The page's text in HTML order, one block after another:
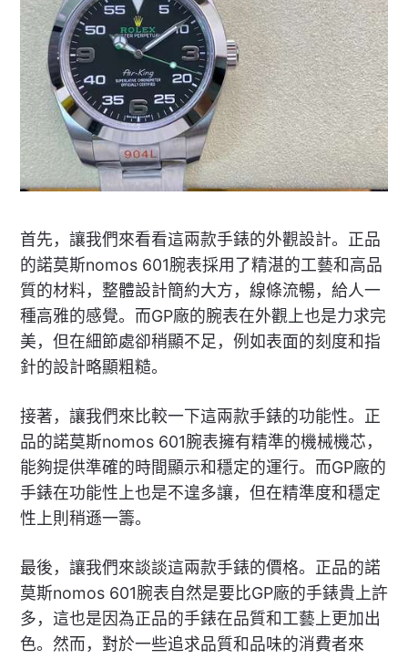
首先，讓我們來看看這兩款手錶的外觀設計。正品
的諾莫斯nomos 601腕表採用了精湛的工藝和高品
質的材料，整體設計簡約大方，線條流暢，給人一
種高雅的感覺。而GP廠的腕表在外觀上也是力求完
美，但在細節處卻稍顯不足，例如表面的刻度和指
針的設計略顯粗糙。
接著，讓我們來比較一下這兩款手錶的功能性。正
品的諾莫斯nomos 601腕表擁有精準的機械機芯，
能夠提供準確的時間顯示和穩定的運行。而GP廠的
手錶在功能性上也是不遑多讓，但在精準度和穩定
性上則稍遜一籌。
最後，讓我們來談談這兩款手錶的價格。正品的諾
莫斯nomos 601腕表自然是要比GP廠的手錶貴上許
多，這也是因為正品的手錶在品質和工藝上更加出
色。然而，對於一些追求品質和品味的消費者來